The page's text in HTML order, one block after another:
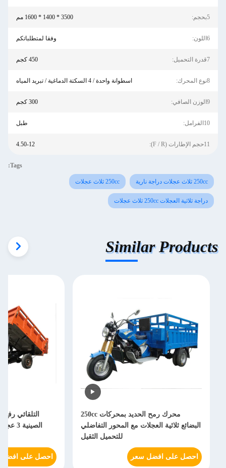
5بحجم: 3500 * 1400 * 1600 مم
6اللون: وفقا لمتطلباتكم
7قدرة التحميل: 450 كجم
8نوع المحرك: اسطوانة واحدة / 4 السكتة الدماغية / تبريد المياه
9الوزن الصافي: 300 كجم
10الفرامل: طبل
11حجم الإطارات (F / R): 4.50-12
Tags:
250cc ثلاث عجلات دراجة نارية 250cc ثلاث عجلات
دراجة ثلاثية العجلات 250cc ثلاث عجلات
Similar Products
محرك رمح الحديد بمحركات 250cc
البضائع ثلاثية العجلات مع المحور التفاضلي
للتحميل الثقيل
احصل على افضل سعر احصل على